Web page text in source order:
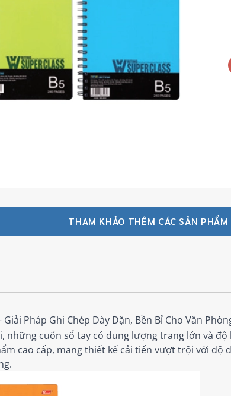
THAM KHẢO THÊM CÁC SẢN
Pháp Ghi Chép Dày Dặn, Bền Bỉ Cho Văn
những cuốn sổ tay có dung lượng trang lớn và
cao cấp, mang thiết kế cải tiến vượt trội với